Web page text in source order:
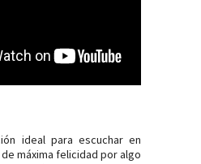
ideal para escuchar en
máxima felicidad por algo